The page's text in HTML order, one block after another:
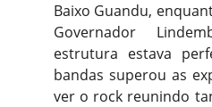
Baixo Guandu,
Governador
estrutura estava
bandas superou as
ver o rock reunindo